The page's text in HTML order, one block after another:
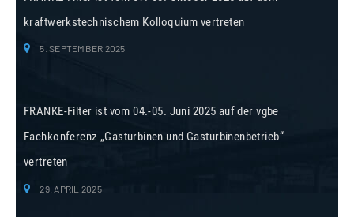
kraftwerkstechnischem Kolloquium vertreten
5. SEPTEMBER 2025
FRANKE-Filter ist vom 04.-05. Juni 2025 auf der vgbe
Fachkonferenz „Gasturbinen und Gasturbinenbetrieb“
vertreten
29. APRIL 2025